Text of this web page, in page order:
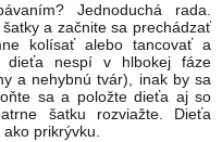
Jednoduchá rada.
a začnite sa prechádzať
kolísať alebo tancovať a
dieťa nespí v hlbokej fáze
a nehybnú tvár), inak by sa
sa a položte dieťa aj so
šatku rozviažte. Dieťa
prikrývku.